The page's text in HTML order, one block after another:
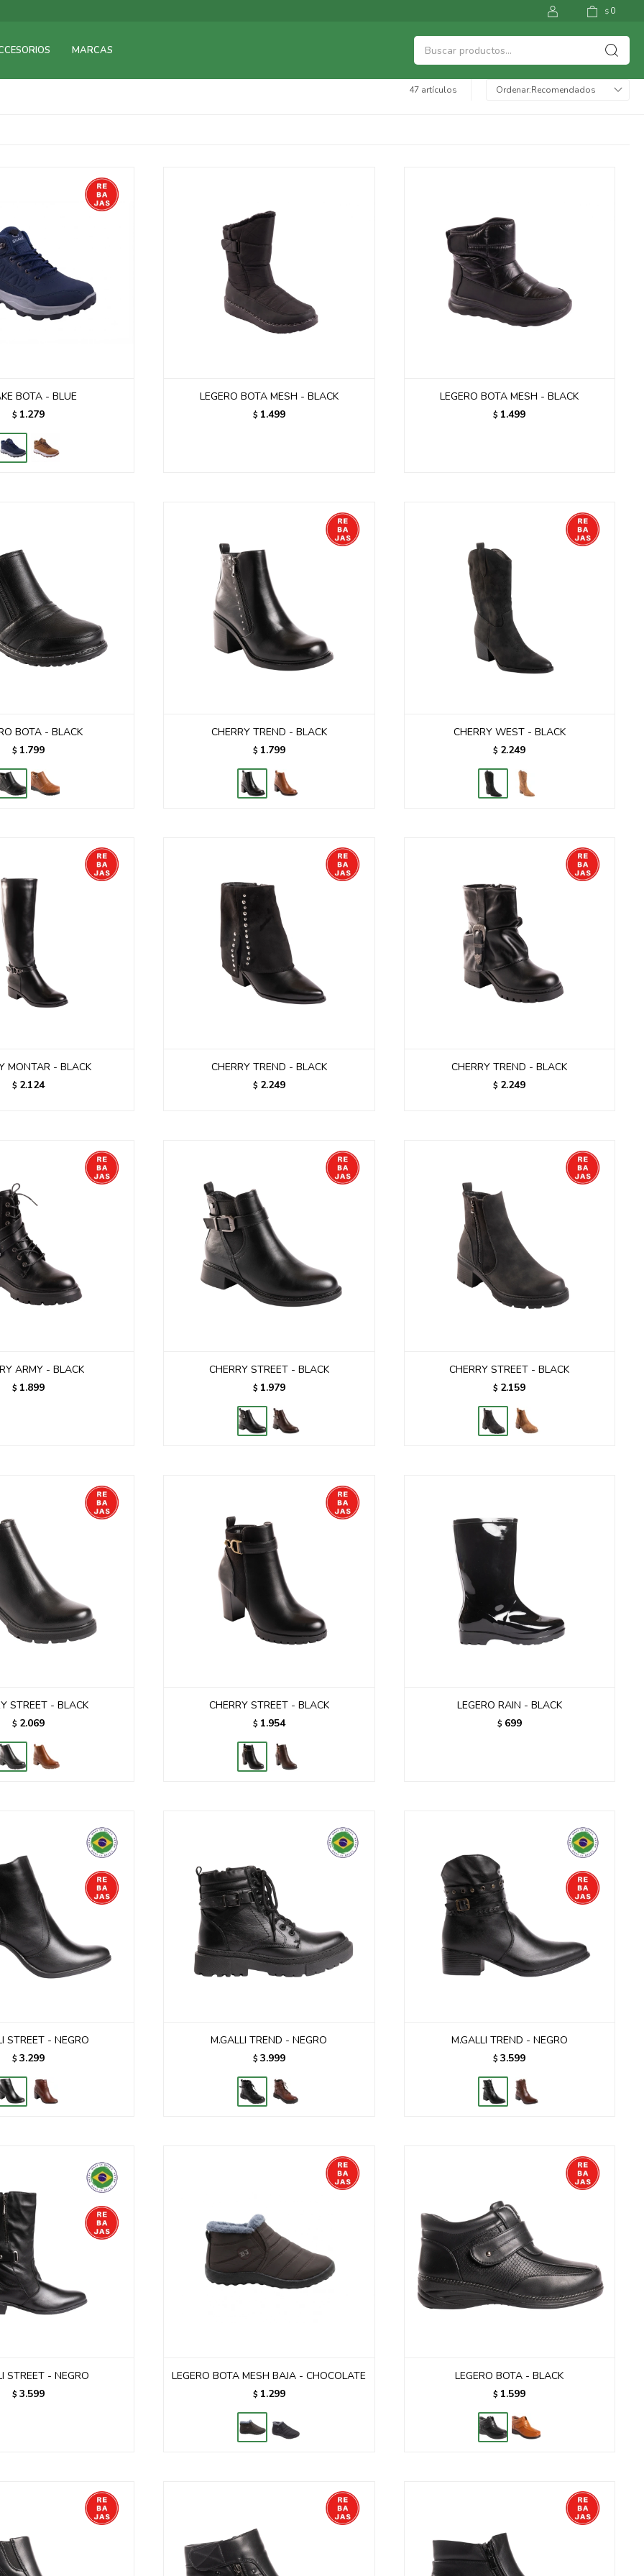
MARCAS
$ 0
47 artículos Recomendados
BOTA - BLUE
$ 1.279
LEGERO BOTA MESH - BLACK
$ 1.499
LEGERO BOTA MESH - BLACK
$ 1.499
BOTA - BLACK
$ 1.799
CHERRY TREND - BLACK
$ 1.799
CHERRY WEST - BLACK
$ 2.249
MONTAR - BLACK
$ 2.124
CHERRY TREND - BLACK
$ 2.249
CHERRY TREND - BLACK
$ 2.249
ARMY - BLACK
$ 1.899
CHERRY STREET - BLACK
$ 1.979
CHERRY STREET - BLACK
$ 2.159
STREET - BLACK
$ 2.069
CHERRY STREET - BLACK
$ 1.954
LEGERO RAIN - BLACK
$ 699
STREET - NEGRO
$ 3.299
M.GALLI TREND - NEGRO
$ 3.999
M.GALLI TREND - NEGRO
$ 3.599
STREET - NEGRO
$ 3.599
LEGERO BOTA MESH BAJA - CHOCOLATE
$ 1.299
LEGERO BOTA - BLACK
$ 1.599